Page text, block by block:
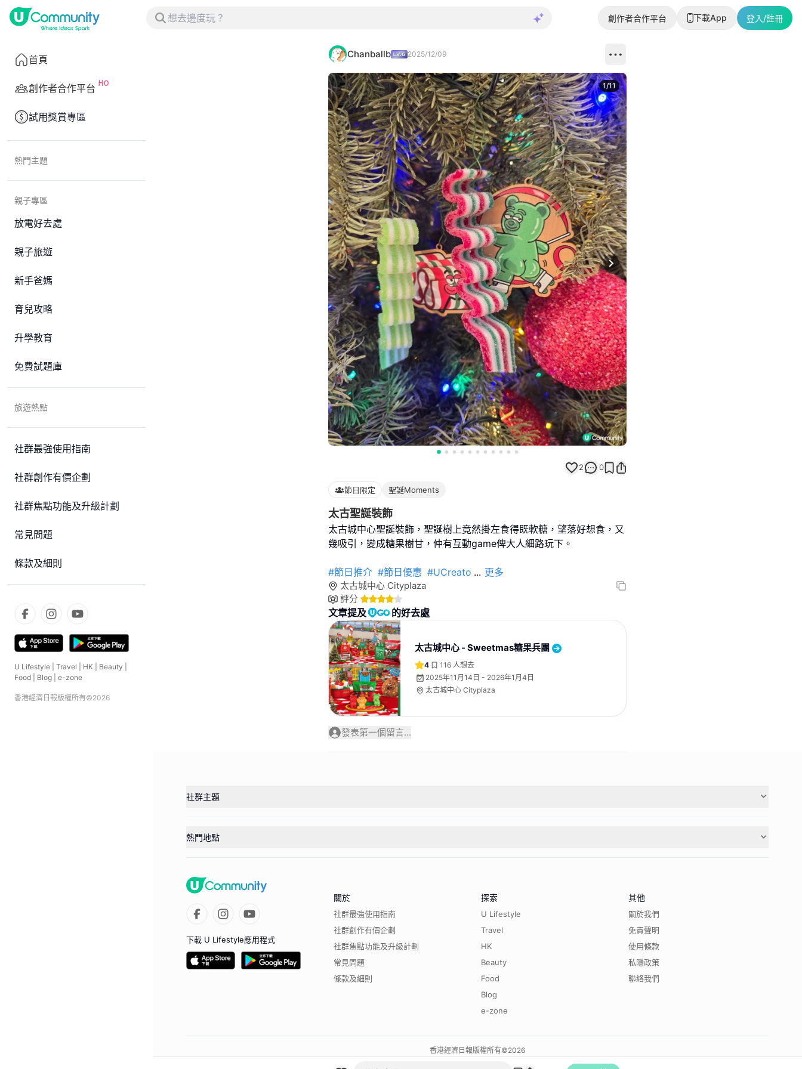
創作者合作平台 下載App 登入/註冊
首頁
創作者合作平台
試用獎賞專區
熱門主題
親子專區
放電好去處
親子旅遊
新手爸媽
育兒攻略
升學教育
免費試題庫
旅遊熱點
社群最強使用指南
社群創作有價企劃
社群焦點功能及升級計劃
常見問題
條款及細則
U Lifestyle Travel HK Beauty
Food
Blog e-zone
香港經濟日報版權所有©2026
Chanballb 2025/12/09
Next slide
1/11
2 0
節日限定 聖誕Moments
太古聖誕裝飾
太古城中心聖誕裝飾，聖誕樹上竟然掛左食得既軟糖，望落好想食，又
幾吸引，變成糖果樹甘，仲有互動game俾大人細路玩下。
#節日推介 #節日優惠 #UCreato ... 更多
太古城中心 Cityplaza
評分
文章提及 的好去處
太古城中心 - Sweetmas糖果兵團
4 116 人想去
2025年11月14日 - 2026年1月4日
太古城中心 Cityplaza
發表第一個留言...
社群主題
熱門地點
下載 U Lifestyle應用程式
關於
社群最強使用指南
社群創作有價企劃
社群焦點功能及升級計劃
常見問題
條款及細則
探索
U Lifestyle
Travel
HK
Beauty
Food
Blog
e-zone
其他
關於我們
免責聲明
使用條款
私隱政策
聯絡我們
香港經濟日報版權所有©2026